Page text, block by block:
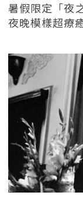
暑假限定「夜
夜晚模樣超療